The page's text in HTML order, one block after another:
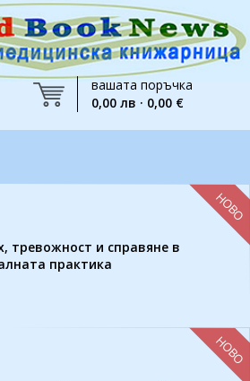
вашата поръчка
0,00 лв · 0,00 €
тревожност и справяне в
практика
НОВО
НОВО